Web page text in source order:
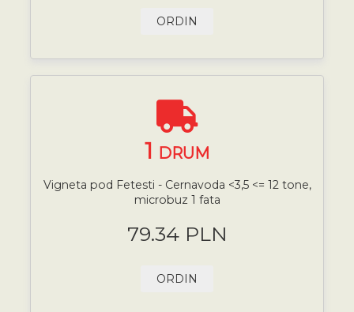
ORDIN
1 DRUM
Vigneta pod Fetesti - Cernavoda <3,5 <= 12 tone,
microbuz 1 fata
79.34 PLN
ORDIN